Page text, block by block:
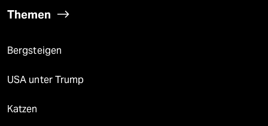
Themen
Bergsteigen
USA unter Trump
Katzen